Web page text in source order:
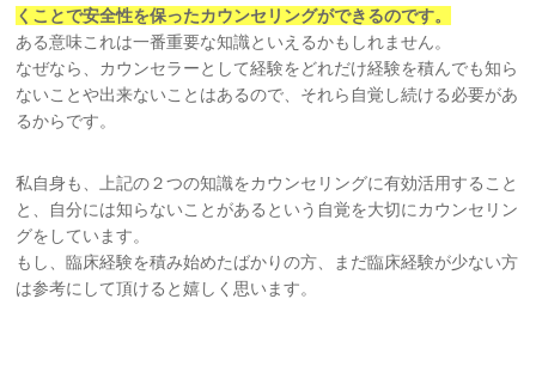
くことで安全性を保ったカウンセリングができるのです。
ある意味これは一番重要な知識といえるかもしれません。
なぜなら、カウンセラーとして経験をどれだけ経験を積んでも知ら
ないことや出来ないことはあるので、それら自覚し続ける必要があ
るからです。
私自身も、上記の２つの知識をカウンセリングに有効活用すること
と、自分には知らないことがあるという自覚を大切にカウンセリン
グをしています。
もし、臨床経験を積み始めたばかりの方、まだ臨床経験が少ない方
は参考にして頂けると嬉しく思います。